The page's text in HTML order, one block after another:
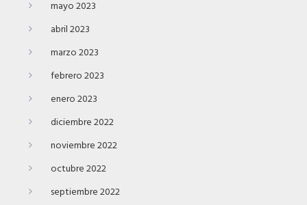
mayo 2023
abril 2023
marzo 2023
febrero 2023
enero 2023
diciembre 2022
noviembre 2022
octubre 2022
septiembre 2022